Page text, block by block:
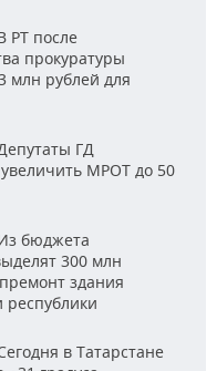
РТ после
прокуратуры
млн рублей для
ГД
МРОТ до 50
бюджета
300 млн
здания
республики
в Татарстане